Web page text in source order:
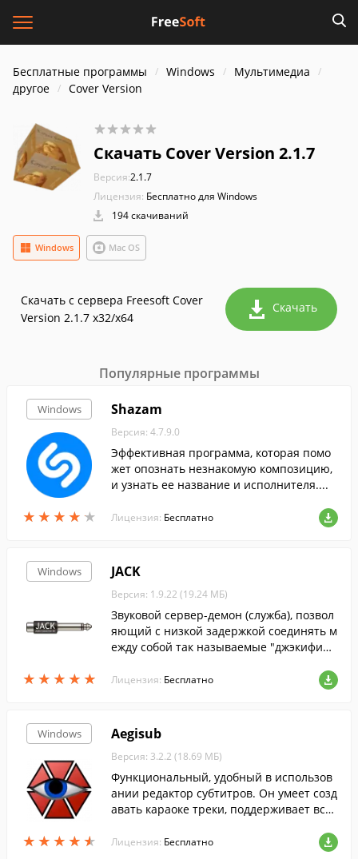
Бесплатные программы Windows
Мультимедиа
другое
Cover Version
Скачать Cover Version 2.1.7
Версия:2.1.7
Лицензия: Бесплатно для Windows
194 скачиваний
Mac OS
Windows
Скачать с сервера Freesoft Cover
Version 2.1.7 x32/x64
Скачать
Популярные программы
Windows
★ ★ ★ ★ ★
★ ★ ★ ★ ★
Shazam
Версия: 4.7.9.0
Эффективная программа, которая помо
жет опознать незнакомую композицию,
и узнать ее название и исполнителя....
Лицензия: Бесплатно
Windows
★ ★ ★ ★ ★
★ ★ ★ ★ ★
JACK
Версия: 1.9.22 (19.24 МБ)
Звуковой сервер-демон (служба), позвол
яющий с низкой задержкой соединять м
ежду собой так называемые "джэкифици
Лицензия: Бесплатно
Windows
★ ★ ★ ★ ★
★ ★ ★ ★ ★
Aegisub
Версия: 3.2.2 (18.69 МБ)
Функциональный, удобный в использов
ании редактор субтитров. Он умеет созд
авать караоке треки, поддерживает все
Лицензия: Бесплатно